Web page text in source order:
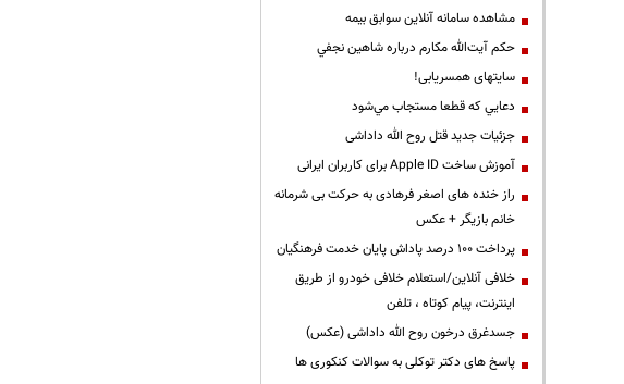
مشاهده سامانه آنلاين سوابق بیمه
حكم آيت‌الله مكارم درباره شاهين نجفي
سایتهای همسریابی!
دعايي كه قطعا مستجاب مي‌شود
جزئیات جدید قتل روح الله داداشی
آموزش ساخت Apple ID برای کاربران ایرانی
راز خنده های اصغر فرهادی به حرکت بی شرمانه
خانم بازیگر + عکس
پرداخت ۱۰۰ درصد پاداش پایان خدمت فرهنگیان
خلافی آنلاین/استعلام خلافی خودرو از طریق
اینترنت، پیام کوتاه ، تلفن
جسدغرق درخون روح الله داداشی (عکس)
پاسخ های دکتر توکلی به سوالات کنکوری ها